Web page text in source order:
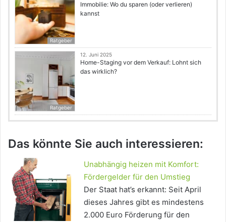
Ratgeber
Immobilie: Wo du sparen (oder verlieren)
kannst
Ratgeber
12. Juni 2025
Home-Staging vor dem Verkauf: Lohnt sich
das wirklich?
Das könnte Sie auch interessieren:
Unabhängig heizen mit Komfort:
Fördergelder für den Umstieg
Der Staat hat’s erkannt: Seit April
dieses Jahres gibt es mindestens
2.000 Euro Förderung für den